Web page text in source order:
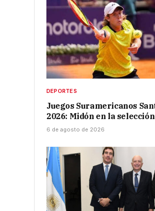
DEPORTES
Juegos Suramericanos
2026: Midón en la
6 de agosto de 2026